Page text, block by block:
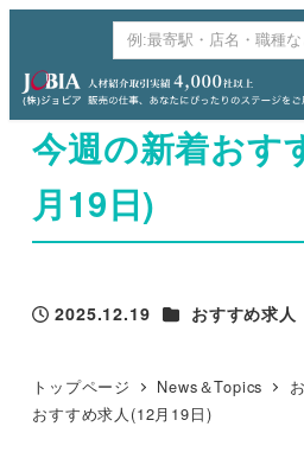
ン
コ今週の新着おす
月19日)
投稿日
2025.12.19 カテゴリー
おすすめ求人
トップページ News＆Topics
おすすめ求人(12月19日)